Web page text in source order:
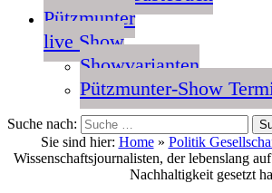
Pützmunter
live Show
Showvarianten
Pützmunter-Show
Suche nach:
Sie sind hier: Home» Politik
Wissenschaftsjournalisten, der lebenslang
Nachhaltigkeit gesetzt